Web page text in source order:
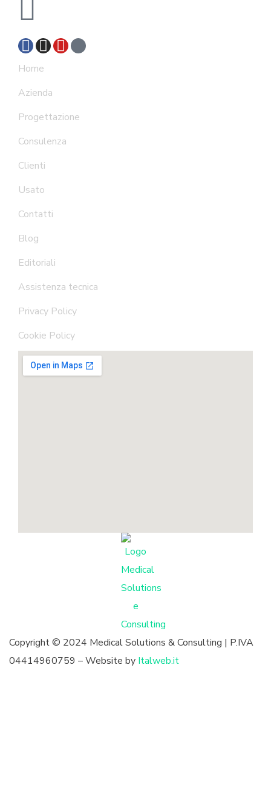
Home
Azienda
Progettazione
Consulenza
Clienti
Usato
Contatti
Blog
Editoriali
Assistenza tecnica
Privacy Policy
Cookie Policy
Copyright © 2024 Medical Solutions & Consulting | P.IVA
04414960759 – Website by Italweb.it